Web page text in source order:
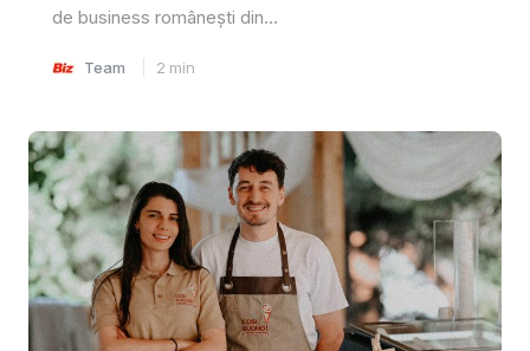
de business românești din...
Team 2 min